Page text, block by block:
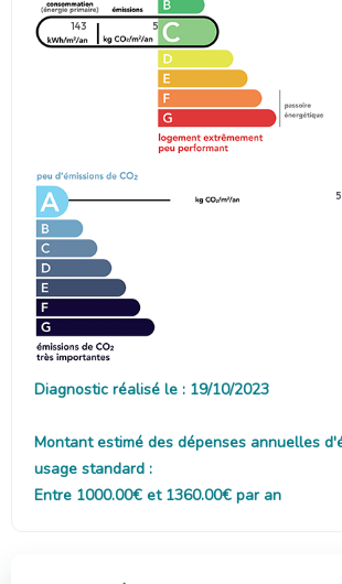
143 5
5
Diagnostic réalisé le : 19/10/2023
Montant estimé des dépenses annuelles
usage standard :
Entre 1000.00€ et 1360.00€ par an